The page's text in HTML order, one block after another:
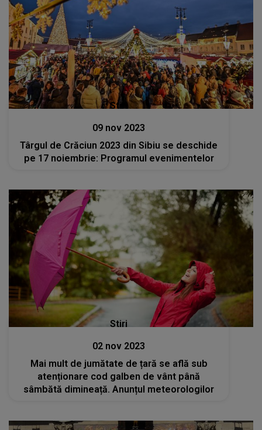
Stiri
09 nov 2023
Târgul de Crăciun 2023 din Sibiu se deschide
pe 17 noiembrie: Programul evenimentelor
Stiri
02 nov 2023
Mai mult de jumătate de țară se află sub
atenționare cod galben de vânt până
sâmbătă dimineață. Anunțul meteorologilor